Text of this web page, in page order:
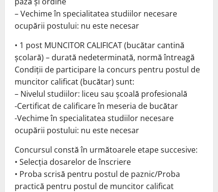
– Vechime în specialitatea studiilor necesare
ocupării postului: nu este necesar
• 1 post MUNCITOR CALIFICAT (bucătar cantină
școlară) – durată nedeterminată, normă întreagă
Condiţii de participare la concurs pentru postul de
muncitor calificat (bucătar) sunt:
– Nivelul studiilor: liceu sau școală profesională
-Certificat de calificare în meseria de bucătar
-Vechime în specialitatea studiilor necesare
ocupării postului: nu este necesar
Concursul constă în următoarele etape succesive:
• Selecţia dosarelor de înscriere
• Proba scrisă pentru postul de paznic/Proba
practică pentru postul de muncitor calificat